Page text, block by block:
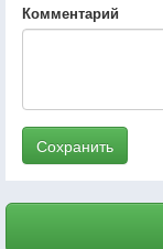
Комментарий
Сохранить